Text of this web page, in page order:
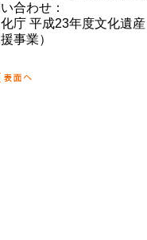
合わせ：
庁 平成23年度文化遺
事業）